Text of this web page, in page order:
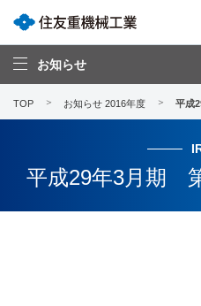
お知らせ
TOP お知らせ 2016年度 平成
平成29年3月期